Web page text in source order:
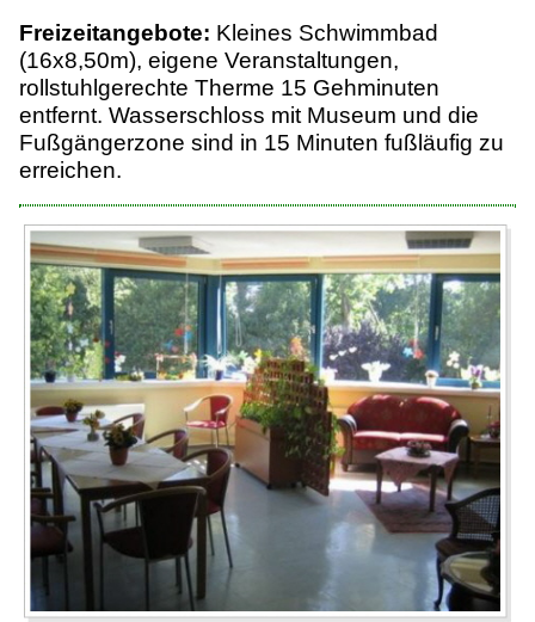
Freizeitangebote: Kleines Schwimmbad
(16x8,50m), eigene Veranstaltungen,
rollstuhlgerechte Therme 15 Gehminuten
entfernt. Wasserschloss mit Museum und die
Fußgängerzone sind in 15 Minuten fußläufig zu
erreichen.